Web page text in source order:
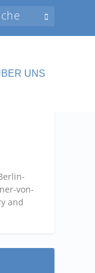
UNS
von-
and